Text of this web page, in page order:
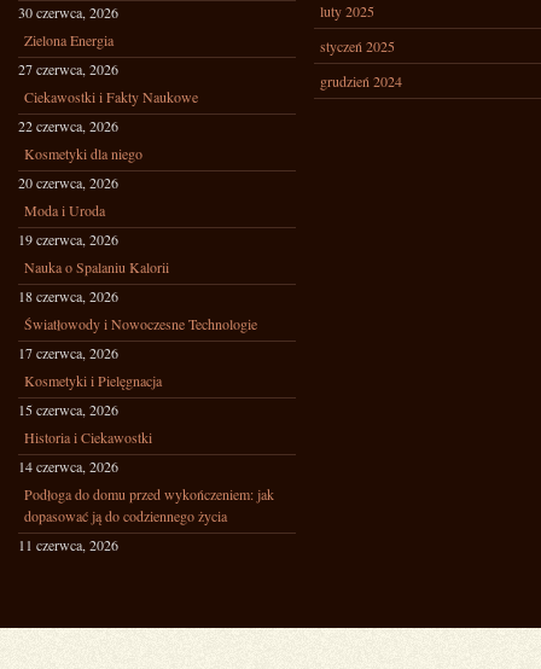
30 czerwca, 2026
Zielona Energia
27 czerwca, 2026
Ciekawostki i Fakty Naukowe
22 czerwca, 2026
Kosmetyki dla niego
20 czerwca, 2026
Moda i Uroda
19 czerwca, 2026
Nauka o Spalaniu Kalorii
18 czerwca, 2026
Światłowody i Nowoczesne Technologie
17 czerwca, 2026
Kosmetyki i Pielęgnacja
15 czerwca, 2026
Historia i Ciekawostki
14 czerwca, 2026
Podłoga do domu przed wykończeniem: jak
dopasować ją do codziennego życia
11 czerwca, 2026
luty 2025
styczeń 2025
grudzień 2024